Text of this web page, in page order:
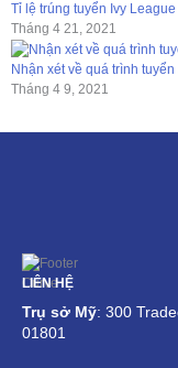
Tỉ lệ trúng tuyển Ivy
Tháng 4 21, 2021
Nhận xét về quá trình
Tháng 4 9, 2021
LIÊN HỆ
Trụ sở Mỹ: 300
01801